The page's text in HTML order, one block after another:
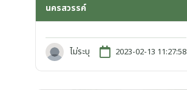
นครสวรรค์
ไม่ระบุ 2023-02-13 11:27:58